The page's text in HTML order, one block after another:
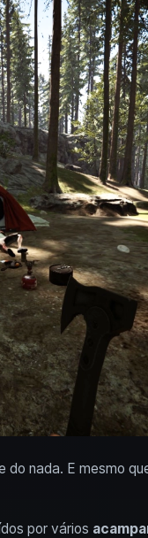
nada. E mesmo
por vários